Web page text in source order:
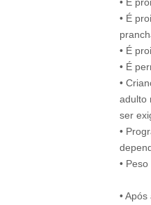
• É
• É
• É
•
adulto
ser
•
•
•